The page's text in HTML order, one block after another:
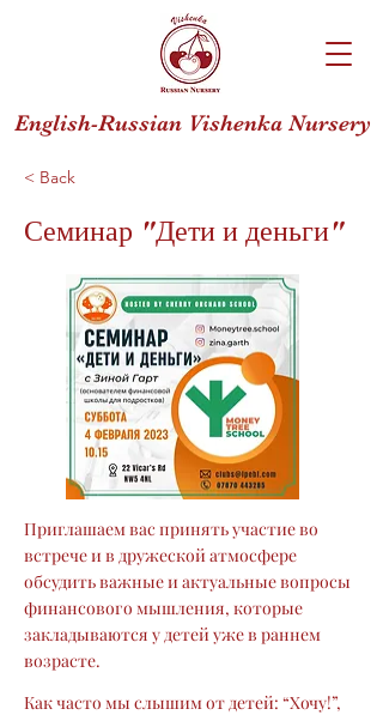
English-Russian Vishenka Nursery
< Back
Семинар "Дети и деньги"
Приглашаем вас принять участие во
встрече и в дружеской атмосфере
обсудить важные и актуальные вопросы
финансового мышления, которые
закладываются у детей уже в раннем
возрасте.
Как часто мы слышим от детей: “Хочу!”,